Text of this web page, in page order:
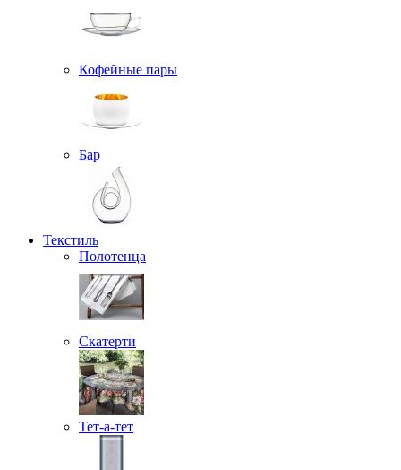
Кофейные пары
Бар
Текстиль
Полотенца
Скатерти
Тет-а-тет